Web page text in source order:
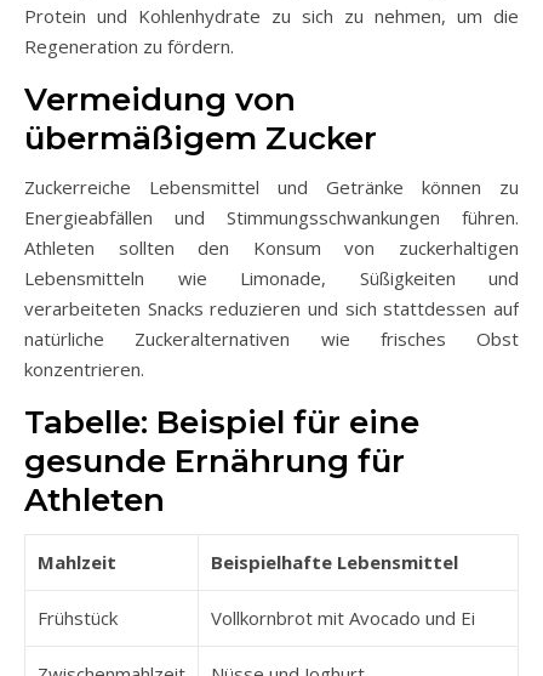
Protein und Kohlenhydrate zu sich zu nehmen, um die
Regeneration zu fördern.
Vermeidung von
übermäßigem Zucker
Zuckerreiche Lebensmittel und Getränke können zu
Energieabfällen und Stimmungsschwankungen führen.
Athleten sollten den Konsum von zuckerhaltigen
Lebensmitteln wie Limonade, Süßigkeiten und
verarbeiteten Snacks reduzieren und sich stattdessen auf
natürliche Zuckeralternativen wie frisches Obst
konzentrieren.
Tabelle: Beispiel für eine
gesunde Ernährung für
Athleten
Mahlzeit Beispielhafte Lebensmittel
Frühstück Vollkornbrot mit Avocado und Ei